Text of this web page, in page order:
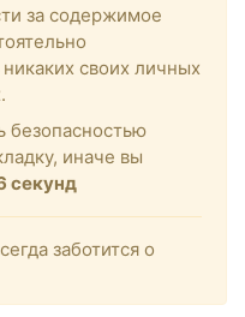
за содержимое
никаких своих личных
безопасностью
иначе вы
секунд
заботится о